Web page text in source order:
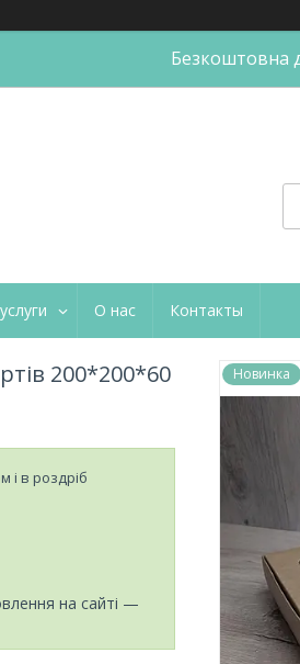
Безкоштовна
О нас Контакты
Новинка
200*200*60
і в роздріб
на сайті —